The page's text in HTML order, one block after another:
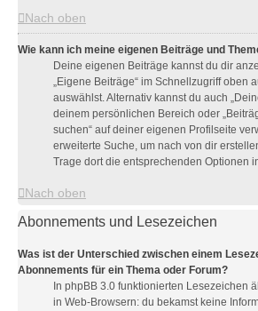
Nach oben
Wie kann ich meine eigenen Beiträge und
Deine eigenen Beiträge kannst du dir
„Eigene Beiträge“ im Schnellzugriff oben
auswählst. Alternativ kannst du auch
deinem persönlichen Bereich oder
suchen“ auf deiner eigenen Profilseite
erweiterte Suche, um nach von dir
Trage dort die entsprechenden Optionen
Nach oben
Abonnements und Lesezeichen
Was ist der Unterschied zwischen einem
Abonnements für ein Thema oder Forum?
In phpBB 3.0 funktionierten Lesezeichen
in Web-Browsern: du bekamst keine